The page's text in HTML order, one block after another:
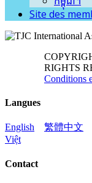
Site des
RIGHTS
Conditions
Langues
English 繁體中文
Việt
Contact